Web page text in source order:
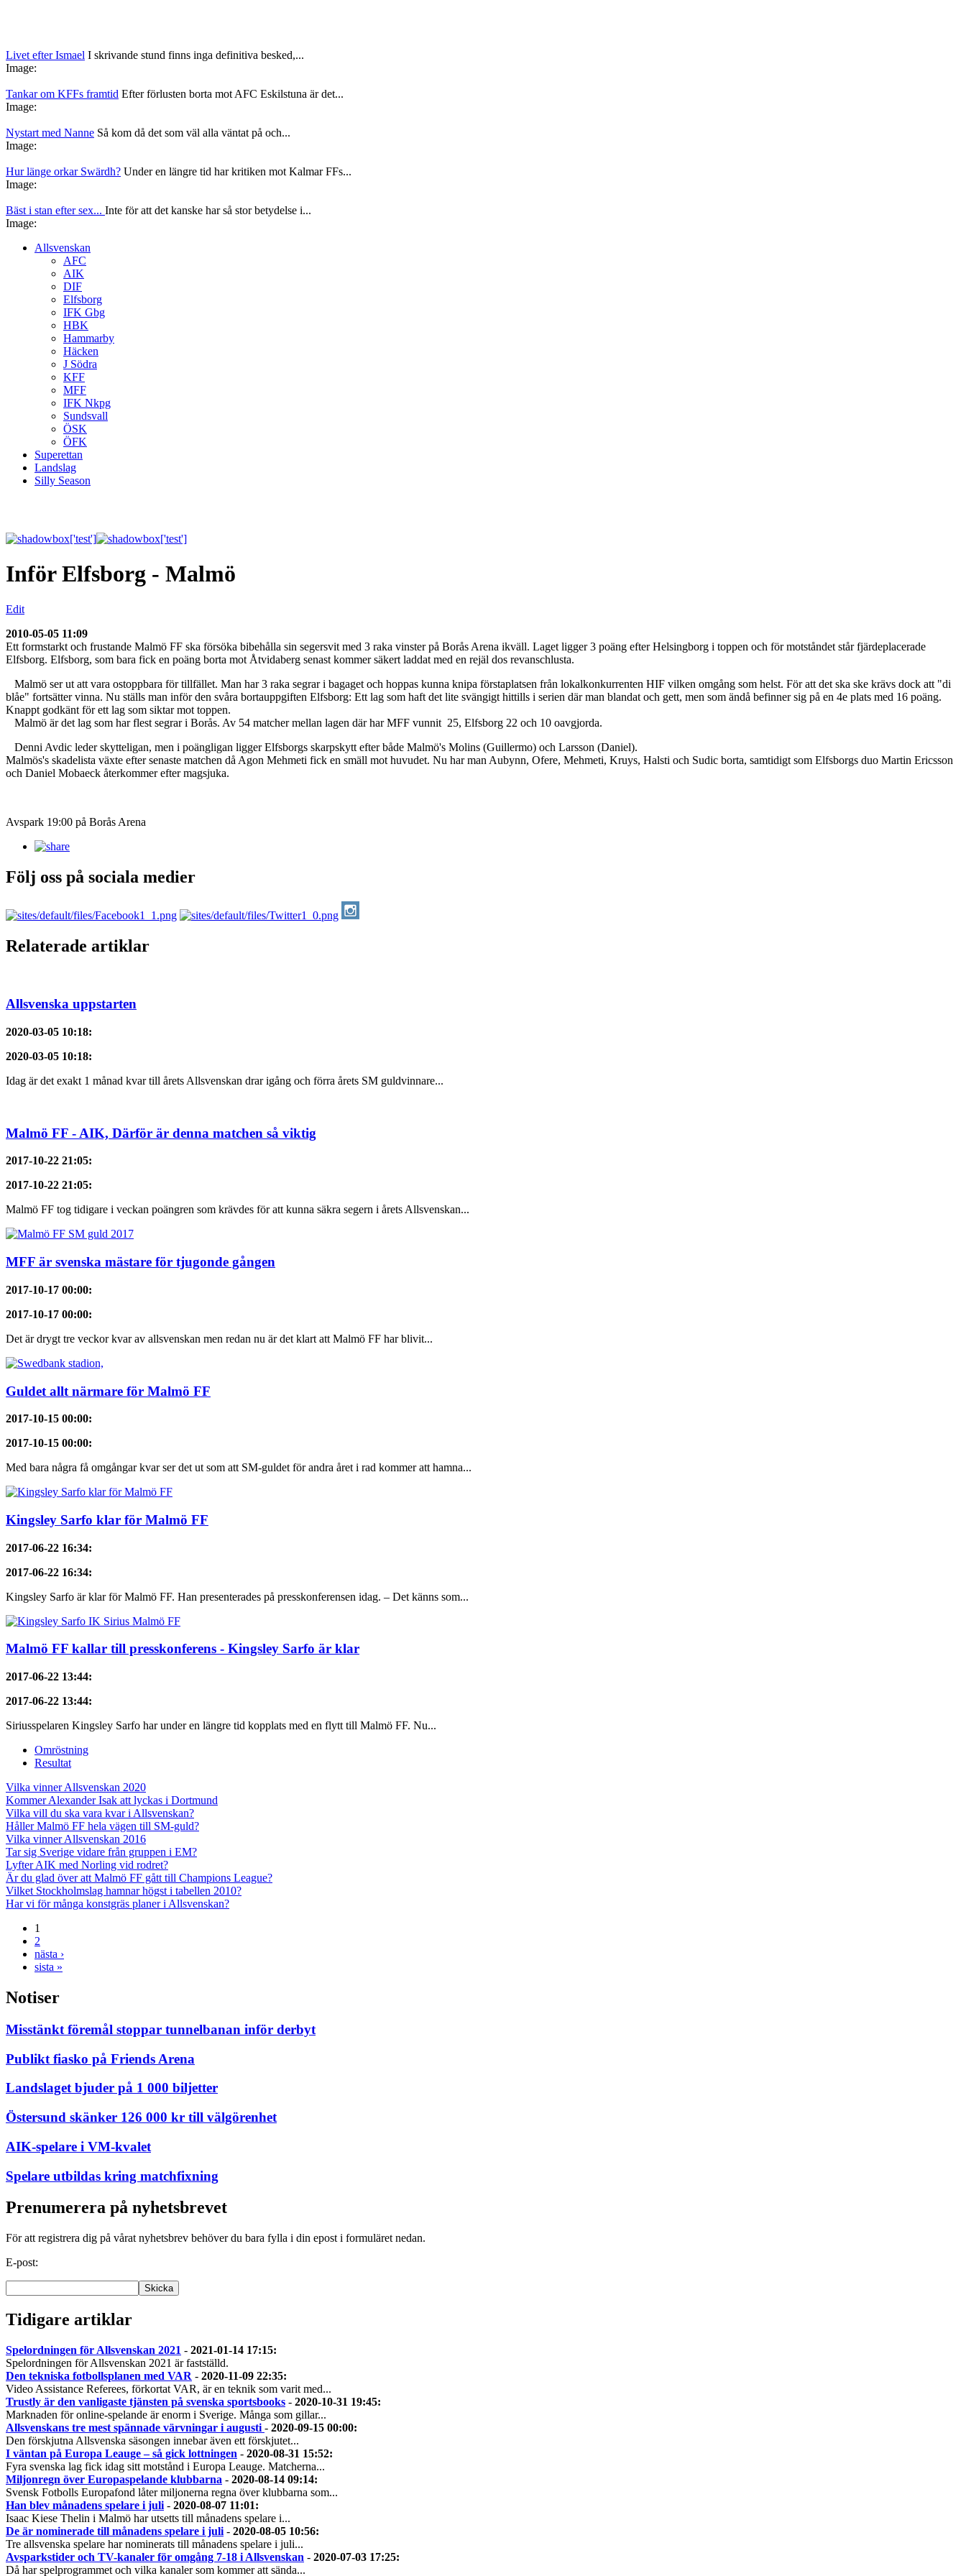
Livet efter Ismael I skrivande stund finns inga definitiva besked,...
Image:
Tankar om KFFs framtid Efter förlusten borta mot AFC Eskilstuna är det...
Image:
Nystart med Nanne Så kom då det som väl alla väntat på och...
Image:
Hur länge orkar Swärdh? Under en längre tid har kritiken mot Kalmar FFs...
Image:
Bäst i stan efter sex... Inte för att det kanske har så stor betydelse i...
Image:
Allsvenskan
AFC
AIK
DIF
Elfsborg
IFK Gbg
HBK
Hammarby
Häcken
J Södra
KFF
MFF
IFK Nkpg
Sundsvall
ÖSK
ÖFK
Superettan
Landslag
Silly Season
Inför Elfsborg - Malmö
Edit
2010-05-05 11:09
Ett formstarkt och frustande Malmö FF ska försöka bibehålla sin segersvit med 3 raka vinster på Borås Arena ikväll. Laget ligger 3 poäng efter Helsingborg i toppen och för motståndet står fjärdeplacerade
Elfsborg. Elfsborg, som bara fick en poäng borta mot Åtvidaberg senast kommer säkert laddat med en rejäl dos revanschlusta.
Malmö ser ut att vara ostoppbara för tillfället. Man har 3 raka segrar i bagaget och hoppas kunna knipa förstaplatsen från lokalkonkurrenten HIF vilken omgång som helst. För att det ska ske krävs dock att "di
blåe" fortsätter vinna. Nu ställs man inför den svåra bortauppgiften Elfsborg: Ett lag som haft det lite svängigt hittills i serien där man blandat och gett, men som ändå befinner sig på en 4e plats med 16 poäng.
Knappt godkänt för ett lag som siktar mot toppen.
Malmö är det lag som har flest segrar i Borås. Av 54 matcher mellan lagen där har MFF vunnit 25, Elfsborg 22 och 10 oavgjorda.
Denni Avdic leder skytteligan, men i poängligan ligger Elfsborgs skarpskytt efter både Malmö's Molins (Guillermo) och Larsson (Daniel).
Malmös's skadelista växte efter senaste matchen då Agon Mehmeti fick en smäll mot huvudet. Nu har man Aubynn, Ofere, Mehmeti, Kruys, Halsti och Sudic borta, samtidigt som Elfsborgs duo Martin Ericsson
och Daniel Mobaeck återkommer efter magsjuka.
Avspark 19:00 på Borås Arena
Följ oss på sociala medier
Relaterade artiklar
Allsvenska uppstarten
2020-03-05 10:18:
2020-03-05 10:18:
Idag är det exakt 1 månad kvar till årets Allsvenskan drar igång och förra årets SM guldvinnare...
Malmö FF - AIK, Därför är denna matchen så viktig
2017-10-22 21:05:
2017-10-22 21:05:
Malmö FF tog tidigare i veckan poängren som krävdes för att kunna säkra segern i årets Allsvenskan...
MFF är svenska mästare för tjugonde gången
2017-10-17 00:00:
2017-10-17 00:00:
Det är drygt tre veckor kvar av allsvenskan men redan nu är det klart att Malmö FF har blivit...
Guldet allt närmare för Malmö FF
2017-10-15 00:00:
2017-10-15 00:00:
Med bara några få omgångar kvar ser det ut som att SM-guldet för andra året i rad kommer att hamna...
Kingsley Sarfo klar för Malmö FF
2017-06-22 16:34:
2017-06-22 16:34:
Kingsley Sarfo är klar för Malmö FF. Han presenterades på presskonferensen idag. – Det känns som...
Malmö FF kallar till presskonferens - Kingsley Sarfo är klar
2017-06-22 13:44:
2017-06-22 13:44:
Siriusspelaren Kingsley Sarfo har under en längre tid kopplats med en flytt till Malmö FF. Nu...
Omröstning
Resultat
Vilka vinner Allsvenskan 2020
Kommer Alexander Isak att lyckas i Dortmund
Vilka vill du ska vara kvar i Allsvenskan?
Håller Malmö FF hela vägen till SM-guld?
Vilka vinner Allsvenskan 2016
Tar sig Sverige vidare från gruppen i EM?
Lyfter AIK med Norling vid rodret?
Är du glad över att Malmö FF gått till Champions League?
Vilket Stockholmslag hamnar högst i tabellen 2010?
Har vi för många konstgräs planer i Allsvenskan?
1
2
nästa ›
sista »
Notiser
Misstänkt föremål stoppar tunnelbanan inför derbyt
Publikt fiasko på Friends Arena
Landslaget bjuder på 1 000 biljetter
Östersund skänker 126 000 kr till välgörenhet
AIK-spelare i VM-kvalet
Spelare utbildas kring matchfixning
Prenumerera på nyhetsbrevet
För att registrera dig på vårat nyhetsbrev behöver du bara fylla i din epost i formuläret nedan.
E-post:
Tidigare artiklar
Spelordningen för Allsvenskan 2021 - 2021-01-14 17:15:
Spelordningen för Allsvenskan 2021 är fastställd.
Den tekniska fotbollsplanen med VAR - 2020-11-09 22:35:
Video Assistance Referees, förkortat VAR, är en teknik som varit med...
Trustly är den vanligaste tjänsten på svenska sportsbooks - 2020-10-31 19:45:
Marknaden för online-spelande är enorm i Sverige. Många som gillar...
Allsvenskans tre mest spännade värvningar i augusti - 2020-09-15 00:00:
Den förskjutna Allsvenska säsongen innebar även ett förskjutet...
I väntan på Europa Leauge – så gick lottningen - 2020-08-31 15:52:
Fyra svenska lag fick idag sitt motstånd i Europa Leauge. Matcherna...
Miljonregn över Europaspelande klubbarna - 2020-08-14 09:14:
Svensk Fotbolls Europafond låter miljonerna regna över klubbarna som...
Han blev månadens spelare i juli - 2020-08-07 11:01:
Isaac Kiese Thelin i Malmö har utsetts till månadens spelare i...
De är nominerade till månadens spelare i juli - 2020-08-05 10:56:
Tre allsvenska spelare har nominerats till månadens spelare i juli...
Avsparkstider och TV-kanaler för omgång 7-18 i Allsvenskan - 2020-07-03 17:25:
Då har spelprogrammet och vilka kanaler som kommer att sända...